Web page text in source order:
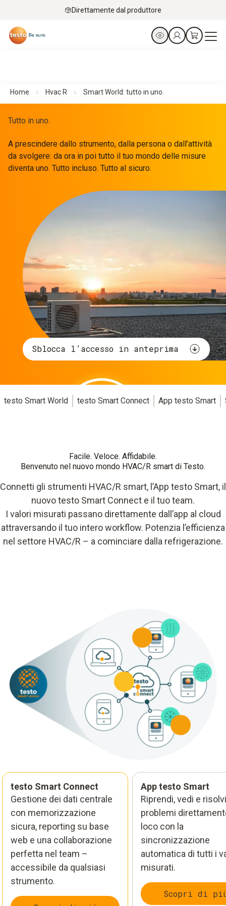
Direttamente dal produttore
Home Hvac R Smart World: tutto in uno.
Tutto in uno.
A prescindere dallo strumento, dalla persona o dall’attività
da svolgere: da ora in poi tutto il tuo mondo delle misure
diventa uno. Tutto incluso. Tutto al sicuro.
Sblocca l’accesso in anteprima
testo Smart World testo Smart Connect App testo Smart
Facile. Veloce. Affidabile.
Benvenuto nel nuovo mondo HVAC/R smart di Testo.
Connetti gli strumenti HVAC/R smart, l’App testo Smart, il
nuovo testo Smart Connect e il tuo team.
I valori misurati passano direttamente dall’app al cloud
attraversando il tuo intero workflow. Potenzia l’efficienza
nel settore HVAC/R – a cominciare dalla refrigerazione.
testo Smart Connect
Gestione dei dati centrale
con memorizzazione
sicura, reporting su base
web e una collaborazione
perfetta nel team –
accessibile da qualsiasi
strumento.
App testo Smart
Riprendi, vedi e
problemi
loco con la
sincronizzazione
automatica di tutti i
misurati.
Scopri di